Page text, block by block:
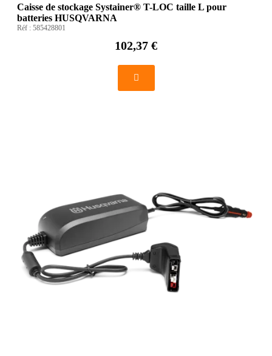
Caisse de stockage Systainer® T-LOC taille L pour
batteries HUSQVARNA
Réf : 585428801
102,37 €